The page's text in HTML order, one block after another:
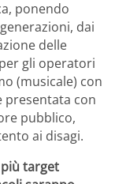
ponendo
dai
delle
gli operatori
(musicale) con
presentata con
pubblico,
ai disagi.
più target